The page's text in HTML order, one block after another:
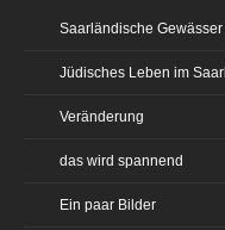
Saarländische
Jüdisches Leben im
Veränderung
das wird spannend
Ein paar Bilder